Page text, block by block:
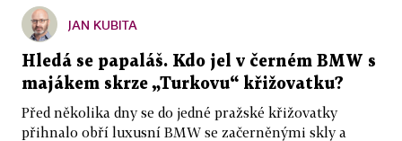
JAN KUBITA
Hledá se papaláš. Kdo jel v černém BMW s
majákem skrze „Turkovu“ křižovatku?
Před několika dny se do jedné pražské křižovatky
přihnalo obří luxusní BMW se začerněnými skly a